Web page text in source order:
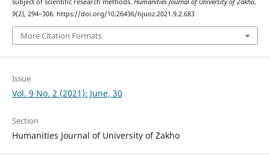
subject of scientific research methods. Humanities Journal of University of Zakho,
9(2), 294–306. https://doi.org/10.26436/hjuoz.2021.9.2.683
More Citation Formats
Issue
Vol. 9 No. 2 (2021): June, 30
Section
Humanities Journal of University of Zakho